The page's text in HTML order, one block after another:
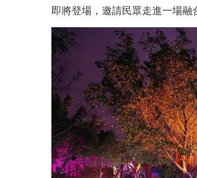
即將登場，邀請民眾走進一場融